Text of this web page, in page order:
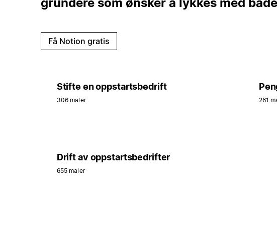
Få Notion gratis
Stifte en oppstartsbedrift
306 maler 261
Drift av oppstartsbedrifter
655 maler